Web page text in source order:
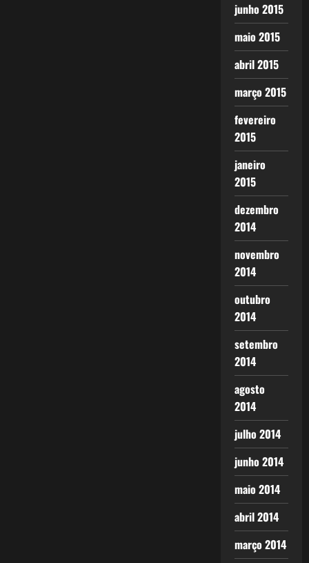
junho 2015
maio 2015
abril 2015
março 2015
fevereiro
2015
janeiro
2015
dezembro
2014
novembro
2014
outubro
2014
setembro
2014
agosto
2014
julho 2014
junho 2014
maio 2014
abril 2014
março 2014